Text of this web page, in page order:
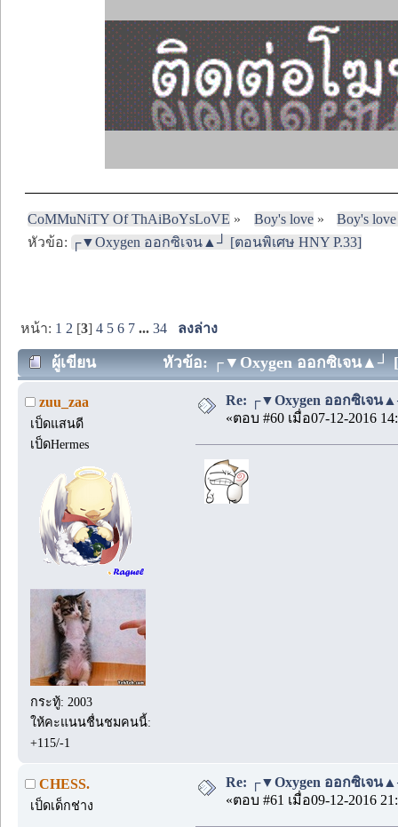
CoMMuNiTY Of ThAiBoYsLoVE » Boy's love»
Boy's
หัวข้อ: ┌▼Oxygen ออกซิเจน▲┘ [ตอนพิเศษ HNY P.33]
หน้า: 1 2 [3]4 5 6 7 ...34 ลงล่าง
ผู้เขียน หัวข้อ: ┌▼Oxygen ออกซิเจน▲┘ [
zuu_zaa
เป็ดแสนดี
เป็ดHermes
กระทู้: 2003
ให้คะแนนชื่นชมคนนี้:
+115/-1
Re: ┌▼Oxygen ออกซิเจน
«ตอบ #60 เมื่อ07-12-2016
CHESS.
เป็ดเด็กช่าง
Re: ┌▼Oxygen ออกซิเจน
«ตอบ #61 เมื่อ09-12-2016